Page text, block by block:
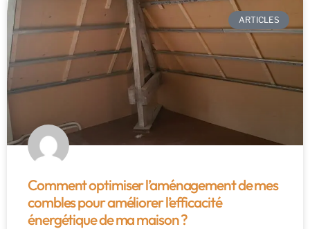
ARTICLES
Comment optimiser l’aménagement de mes
combles pour améliorer l’efficacité
énergétique de ma maison ?